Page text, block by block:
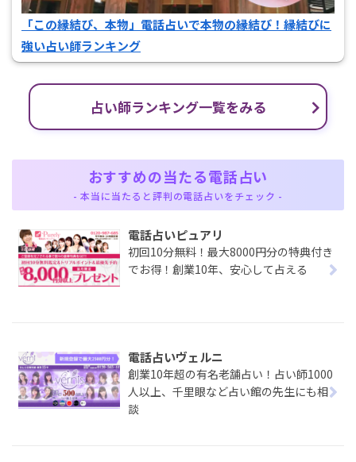
「この縁結び、本物」電話占いで本物の縁結び！縁結びに
強い占い師ランキング
占い師ランキング一覧をみる
おすすめの当たる電話占い
- 本当に当たると評判の電話占いをチェック -
電話占いピュアリ
初回10分無料！最大8000円分の特典付き
でお得！創業10年、安心して占える
電話占いヴェルニ
創業10年超の有名老舗占い！占い師1000
人以上、千里眼など占い館の先生にも相
談